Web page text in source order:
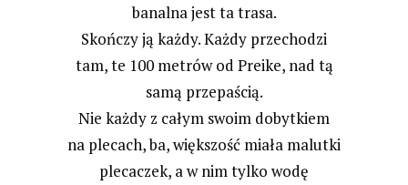
banalna jest ta trasa.
Skończy ją każdy. Każdy przechodzi
tam, te 100 metrów od Preike, nad tą
samą przepaścią.
Nie każdy z całym swoim dobytkiem
na plecach, ba, większość miała malutki
plecaczek, a w nim tylko wodę